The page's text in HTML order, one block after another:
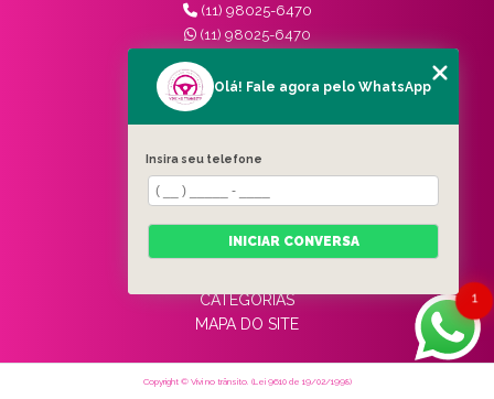
(11) 98025-6470
(11) 98025-6470
contato@vivinotransito.com.br
SIGA-NOS!
MENU
HOME
QUEM SOMOS
SERVIÇOS
BLOG
CATEGORIAS
MAPA DO SITE
Copyright © Vivi no trânsito. (Lei 9610 de 19/02/1998)
1
Olá! Fale agora pelo WhatsApp
Insira seu telefone
INICIAR CONVERSA